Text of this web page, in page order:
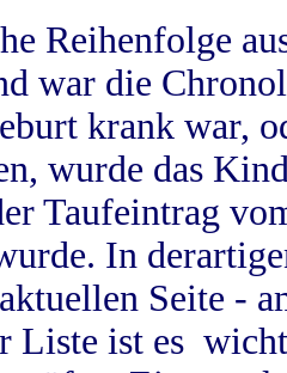
Reihenfolge
war die
krank war,
wurde das
Taufeintrag
In
Seite -
Liste ist es